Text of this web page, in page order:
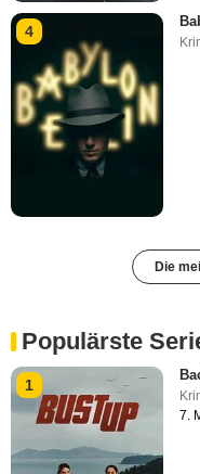
4
Die
Populärste
1
7.